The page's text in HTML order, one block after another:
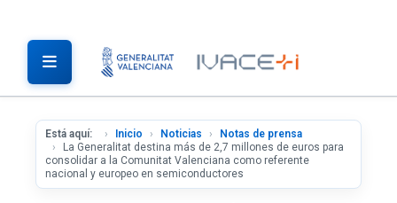
Está aquí: Inicio Noticias
Notas de prensa
La Generalitat destina más de 2,7 millones de euros para
consolidar a la Comunitat Valenciana como referente
nacional y europeo en semiconductores